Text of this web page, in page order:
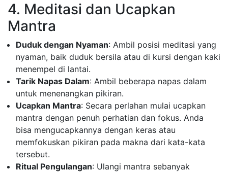
4. Meditasi dan Ucapkan
Mantra
Duduk dengan Nyaman: Ambil posisi meditasi yang
nyaman, baik duduk bersila atau di kursi dengan kaki
menempel di lantai.
Tarik Napas Dalam: Ambil beberapa napas dalam
untuk menenangkan pikiran.
Ucapkan Mantra: Secara perlahan mulai ucapkan
mantra dengan penuh perhatian dan fokus. Anda
bisa mengucapkannya dengan keras atau
memfokuskan pikiran pada makna dari kata-kata
tersebut.
Ritual Pengulangan: Ulangi mantra sebanyak